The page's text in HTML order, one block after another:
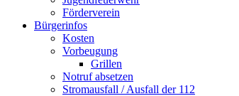
Förderverein
Bürgerinfos
Kosten
Vorbeugung
Grillen
Notruf absetzen
Stromausfall / Ausfall der 112